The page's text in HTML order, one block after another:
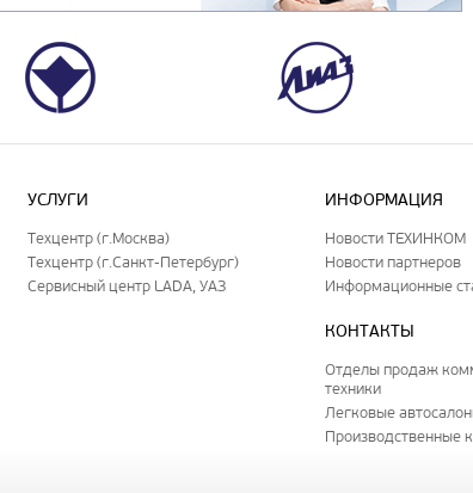
УСЛУГИ
Техцентр (г.Москва)
Техцентр (г.Санкт-Петербург)
Сервисный центр LADA, УАЗ
ИНФОРМАЦИЯ
Новости ТЕХИНКОМ
Новости партнеров
Информационные
КОНТАКТЫ
Отделы продаж
техники
Легковые
Производственные